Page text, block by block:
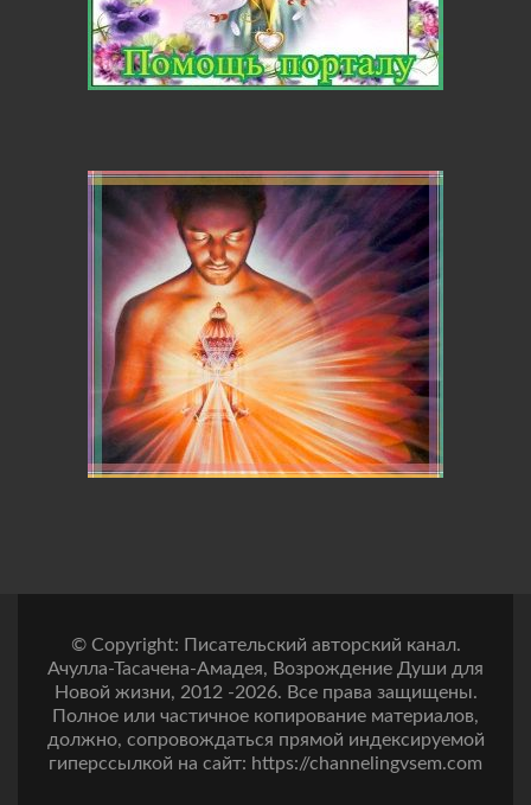
© Copyright: Писательский авторский канал.
Ачулла-Тасачена-Амадея, Возрождение Души для
Новой жизни, 2012 -2026. Все права защищены.
Полное или частичное копирование материалов,
должно, сопровождаться прямой индексируемой
гиперссылкой на сайт: https://channelingvsem.com